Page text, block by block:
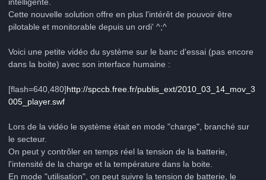
intelligente.
Cette nouvelle solution offre en plus l'intérêt de pouvoir être
pilotable et monitorable depuis un ordi' ^;^
Voici une petite vidéo du système sur le banc d'essai (pas encore
dans la boite) avec son interface humaine :
[flash=640,480]http://spccb.free.fr/publis_ext/2010_03_14_mov_3
005_player.swf
Lors de la vidéo le système était en mode "charge", branché sur
le secteur.
On peut y contrôler en temps réel la tension de la batterie,
l'intensité de la charge et la température dans la boite.
En mode "utilisation", on peut suivre la tension de batterie, le